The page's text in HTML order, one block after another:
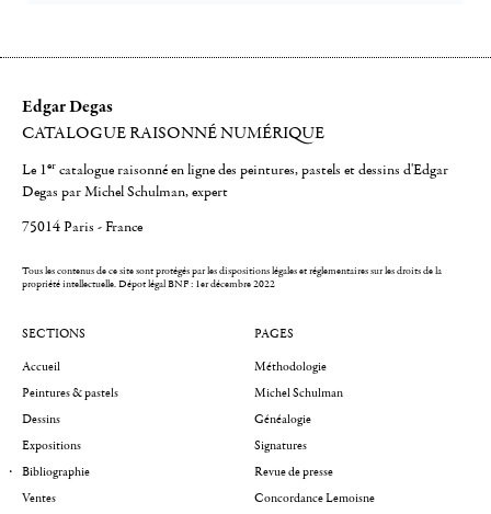
Edgar Degas
CATALOGUE RAISONNÉ NUMÉRIQUE
Le 1er catalogue raisonné en ligne des peintures, pastels et dessins d'Edgar
Degas par Michel Schulman, expert
75014 Paris - France
Tous les contenus de ce site sont protégés par les dispositions légales et réglementaires sur les droits de la
propriété intellectuelle.Dépot légal BNF : 1er décembre 2022
SECTIONS
Accueil
Peintures & pastels
Dessins
Expositions
Bibliographie
Ventes
PAGES
Méthodologie
Michel Schulman
Généalogie
Signatures
Revue de presse
Concordance Lemoisne